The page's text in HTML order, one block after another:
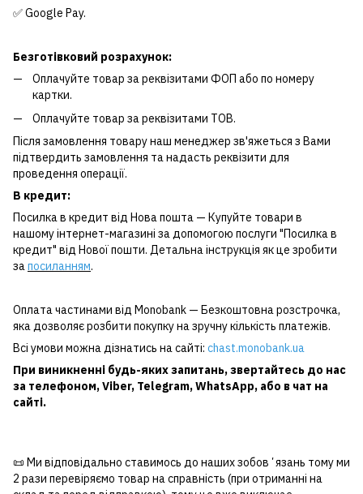
✅ Google Pay.
Безготівковий розрахунок:
Оплачуйте товар за реквізитами ФОП або по номеру
картки.
Оплачуйте товар за реквізитами ТОВ.
Після замовлення товару наш менеджер зв'яжеться з Вами
підтвердить замовлення та надасть реквізити для
проведення операції.
В кредит:
Посилка в кредит від Нова пошта — Купуйте товари в
нашому інтернет-магазині за допомогою послуги "Посилка в
кредит" від Нової пошти. Детальна інструкція як це зробити
запосиланням.
Оплата частинами від Monobank — Безкоштовна розстрочка,
яка дозволяє розбити покупку на зручну кількість платежів.
Всі умови можна дізнатись на сайті: chast.monobank.ua
При виникненні будь-яких запитань, звертайтесь до нас
за телефоном,Viber, Telegram,WhatsApp, або в чат на
сайті.
📜 Ми відповідально ставимось до наших зобовʼязань тому ми
2 рази перевіряємо товар на справність (при отриманні на